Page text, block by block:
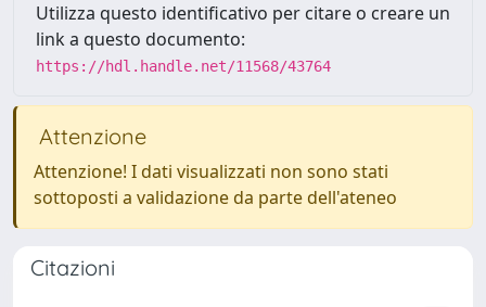
Utilizza questo identificativo per citare o creare un
link a questo documento:
https://hdl.handle.net/11568/43764
Attenzione
Attenzione! I dati visualizzati non sono stati
sottoposti a validazione da parte dell'ateneo
Citazioni